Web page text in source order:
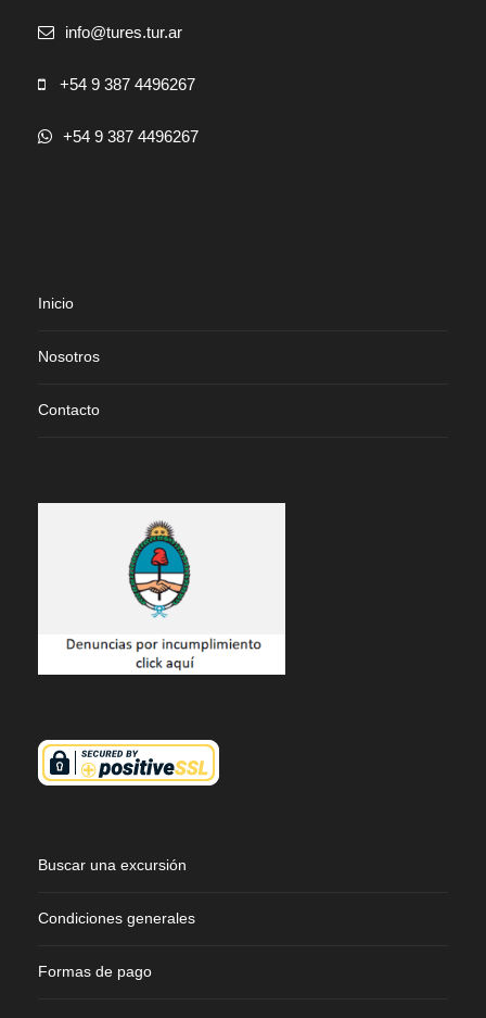
info@tures.tur.ar
+54 9 387 4496267
+54 9 387 4496267
Inicio
Nosotros
Contacto
Buscar una excursión
Condiciones generales
Formas de pago